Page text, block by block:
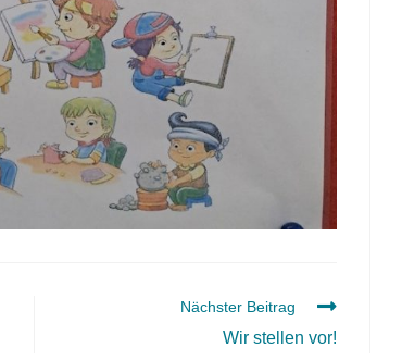
Nächster Beitrag
Wir stellen vor!